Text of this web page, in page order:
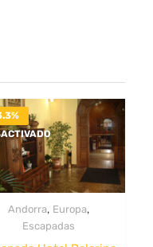
Andorra, Europa,
Escapadas